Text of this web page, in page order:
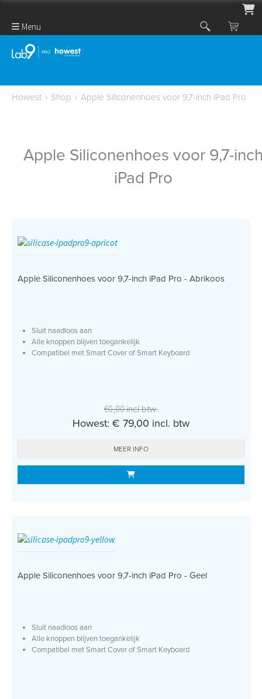
Menu
Howest › Shop › Apple Siliconenhoes voor 9,7-inch iPad Pro
Apple Siliconenhoes voor 9,7-
iPad Pro
Apple Siliconenhoes voor 9,7-inch iPad Pro - Abrikoos
Sluit naadloos aan
Alle knoppen blijven toegankelijk
Compatibel met Smart Cover of Smart Keyboard
€0,00 incl btw.
Howest: € 79,00 incl. btw
MEER INFO
Apple Siliconenhoes voor 9,7-inch iPad Pro - Geel
Sluit naadloos aan
Alle knoppen blijven toegankelijk
Compatibel met Smart Cover of Smart Keyboard